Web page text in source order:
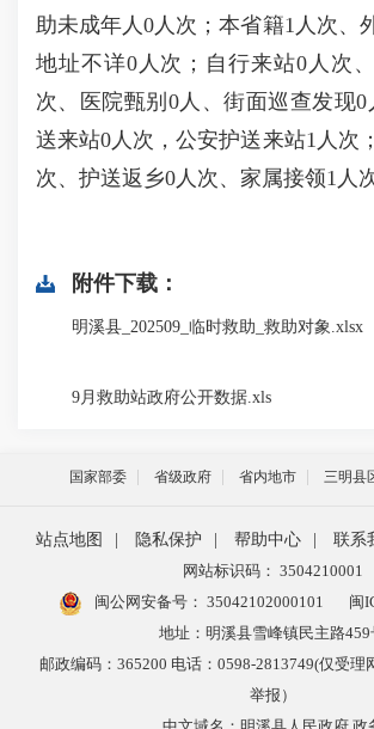
助未成年人0人次；本省籍1人次、
地址不详0人次；自行来站0人次
次、医院甄别0人、街面巡查发现
送来站0人次，公安护送来站1人次
次、护送返乡0人次、家属接领1人次
附件下载：
明溪县_202509_临时救助_救助对象.xlsx
9月救助站政府公开数据.xls
国家部委 省级政府 省内地市 三明县
站点地图 隐私保护 帮助中心 联系
网站标识码： 3504210001
闽公网安备号： 35042102000101
闽
地址：明溪县雪峰镇民主路459
邮政编码：365200 电话：0598-2813749(仅受理
举报）